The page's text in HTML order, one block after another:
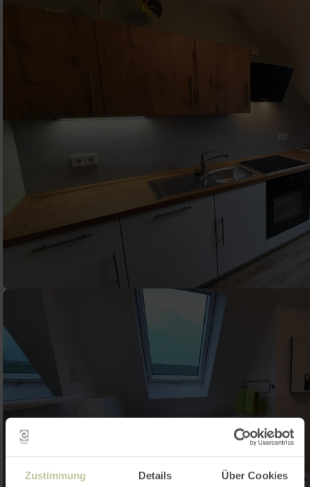
Zustimmung Details Über Cookies